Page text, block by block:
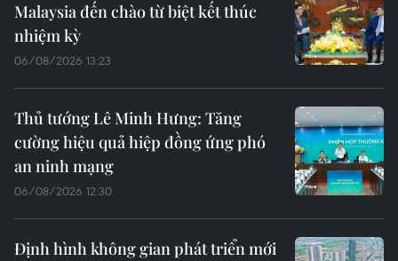
Malaysia đến chào từ biệt kết thúc
nhiệm kỳ
06/08/2026 13:23
Thủ tướng Lê Minh Hưng: Tăng
cường hiệu quả hiệp đồng ứng phó
an ninh mạng
06/08/2026 12:30
Định hình không gian phát triển mới